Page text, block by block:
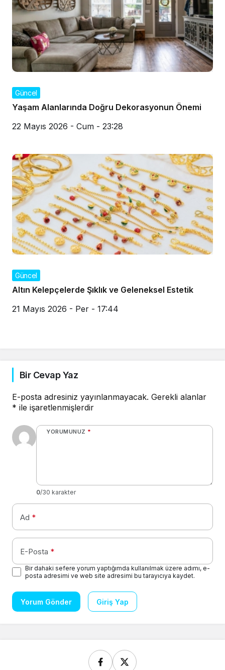
Güncel
Yaşam Alanlarında Doğru Dekorasyonun Önemi
22 Mayıs 2026 - Cum - 23:28
Güncel
Altın Kelepçelerde Şıklık ve Geleneksel Estetik
21 Mayıs 2026 - Per - 17:44
Bir Cevap Yaz
E-posta adresiniz yayınlanmayacak. Gerekli alanlar
* ile işaretlenmişlerdir
YORUMUNUZ *
0/30 karakter
Ad *
E-Posta *
Bir dahaki sefere yorum yaptığımda kullanılmak üzere adımı, e-
posta adresimi ve web site adresimi bu tarayıcıya kaydet.
Yorum Gönder Giriş Yap